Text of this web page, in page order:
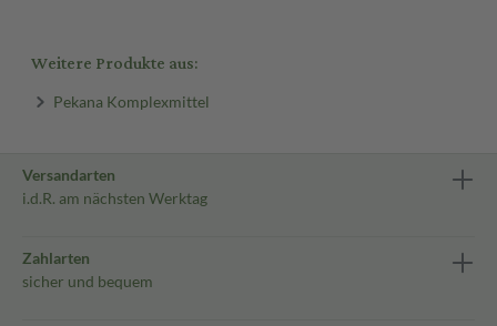
Weitere Produkte aus:
Pekana Komplexmittel
Versandarten
i.d.R. am nächsten Werktag
Zahlarten
sicher und bequem